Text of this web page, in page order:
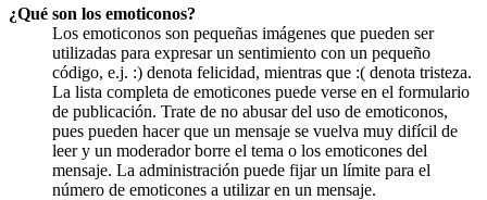
¿Qué son los emoticonos?
Los emoticonos son pequeñas imágenes que pueden ser
utilizadas para expresar un sentimiento con un pequeño
código, e.j. :) denota felicidad, mientras que :( denota tristeza.
La lista completa de emoticones puede verse en el formulario
de publicación. Trate de no abusar del uso de emoticonos,
pues pueden hacer que un mensaje se vuelva muy difícil de
leer y un moderador borre el tema o los emoticones del
mensaje. La administración puede fijar un límite para el
número de emoticones a utilizar en un mensaje.